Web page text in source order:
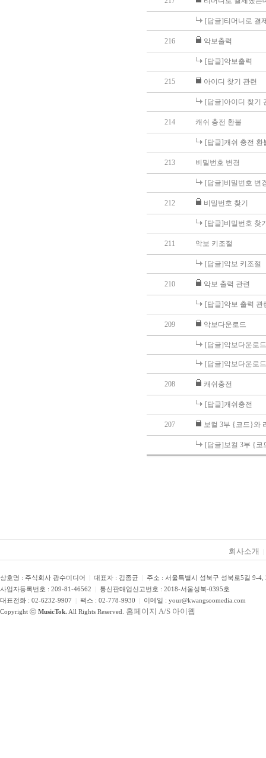
[답글]티머니로 결
216 악보출력
[답글]악보출력
215 아이디 찾기 관련
[답글]아이디 찾기
214 캐쉬 충전 환불
[답글]캐쉬 충전 환
213 비밀번호 변경
[답글]비밀번호 변
212 비밀번호 찾기
[답글]비밀번호 찾
211 악보 키조절
[답글]악보 키조절
210 악보 출력 관련
[답글]악보 출력 관
209 악보다운로드
[답글]악보다운로드
[답글]악보다운로드
208 캐쉬충전
[답글]캐쉬충전
207 보컬 3부 {코드}와
[답글]보컬 3부 {코
회사소개
상호명 : 주식회사 광수미디어 대표자 : 김종균
주소 : 서울특별시 성북구 성북로5길 9-4,
사업자등록번호 : 209-81-46562
통신판매업신고번호 : 2018-서울성북-0395호
대표전화 : 02-6232-9907
팩스 : 02-778-9930
이메일 : your@kwangsoomedia.com
Copyright ⓒ MusicTok. All Rights Reserved. 홈페이지 A/S 아이웹